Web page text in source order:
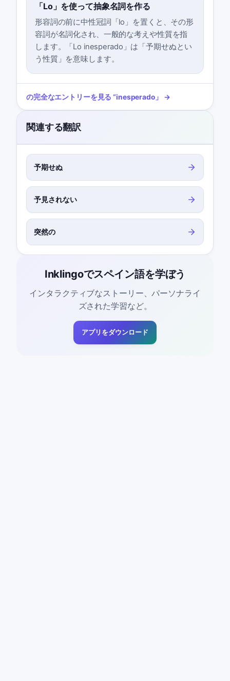
「Lo」を使って抽象名詞を作る
形容詞の前に中性冠詞「lo」を置くと、その形
容詞が名詞化され、一般的な考えや性質を指
します。「Lo inesperado」は「予期せぬとい
う性質」を意味します。
の完全なエントリーを見る “inesperado」 →
関連する翻訳
予期せぬ
予見されない
突然の
Inklingoでスペイン語を学ぼう
インタラクティブなストーリー、パーソナライ
ズされた学習など。
アプリをダウンロード